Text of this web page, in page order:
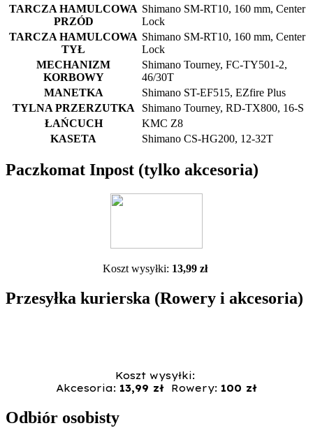
TARCZA HAMULCOWA
PRZÓD
Shimano SM-RT10, 160 mm, Center
Lock
TARCZA HAMULCOWA
TYŁ
Shimano SM-RT10, 160 mm, Center
Lock
MECHANIZM
KORBOWY
Shimano Tourney, FC-TY501-2,
46/30T
MANETKA
Shimano ST-EF515, EZfire Plus
TYLNA PRZERZUTKA
Shimano Tourney, RD-TX800, 16-S
ŁAŃCUCH
KMC Z8
KASETA
Shimano CS-HG200, 12-32T
Paczkomat Inpost (tylko akcesoria)
Koszt wysyłki: 13,99 zł
Przesyłka kurierska (Rowery i akcesoria)
Koszt wysyłki:
Akcesoria: 13,99 zł Rowery: 100 zł
Odbiór osobisty